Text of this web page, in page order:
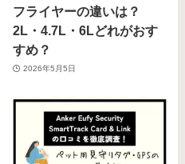
フライヤーの違いは？
2L・4.7L・6Lどれがおす
すめ？
2026年5月5日